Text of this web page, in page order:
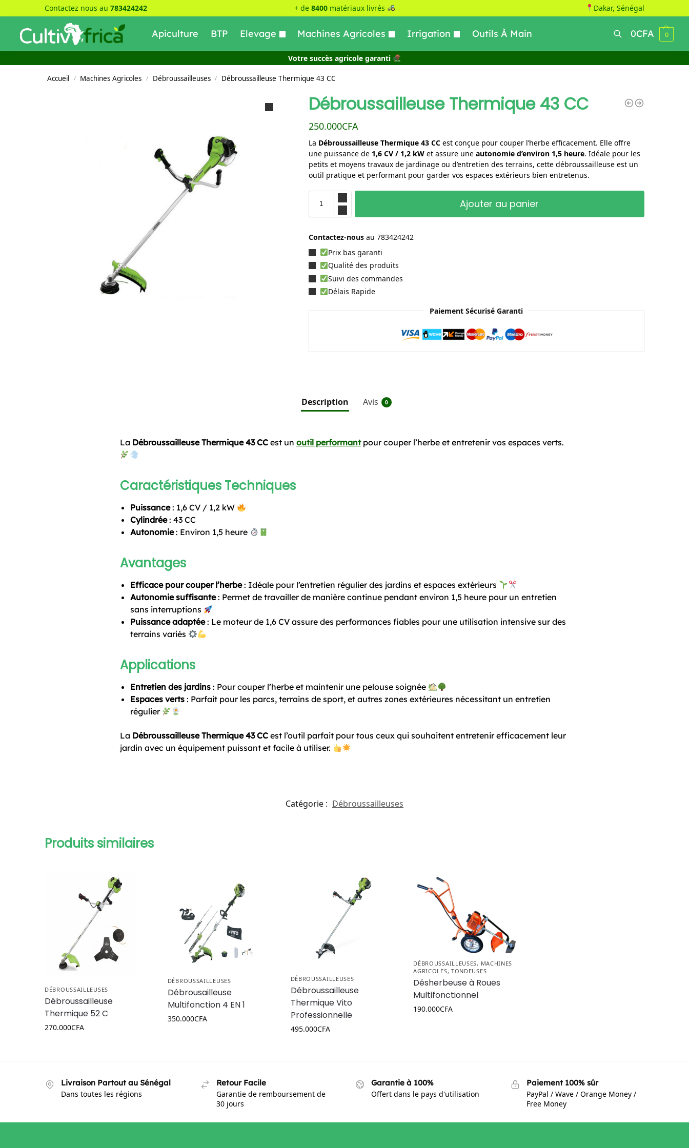
Contactez nous au 783424242 + de 8400matériaux livrés Dakar, Sénégal
Apiculture BTP Elevage Machines Agricoles Irrigation Outils À Main
Recherche
Recherche
0CFA 0
Votre succès agricole garanti
Accueil / Machines Agricoles / Débroussailleuses / Débroussailleuse Thermique 43 CC
Débroussailleuse Thermique 43 CC
250.000CFA
La Débroussailleuse Thermique 43 CCest conçue pour couper l’herbe efficacement. Elle offre
une puissance de 1,6 CV / 1,2 kWet assure une autonomie d’environ 1,5 heure. Idéale pour les
petits et moyens travaux de jardinage ou d’entretien des terrains, cette débroussailleuse est un
outil pratique et performant pour garder vos espaces extérieurs bien entretenus.
Ajouter au panier
Contactez-nous au 783424242
Prix bas garanti
Qualité des produits
Suivi des commandes
Délais Rapide
Paiement Sécurisé Garanti
Description Avis 0
La Débroussailleuse Thermique 43 CCest un outil performantpour couper l’herbe et entretenir vos espaces verts.
Caractéristiques Techniques
Puissance: 1,6 CV / 1,2 kW
Cylindrée: 43 CC
Autonomie: Environ 1,5 heure
Avantages
Efficace pour couper l’herbe: Idéale pour l’entretien régulier des jardins et espaces extérieurs
Autonomie suffisante: Permet de travailler de manière continue pendant environ 1,5 heure pour un entretien
sans interruptions
Puissance adaptée: Le moteur de 1,6 CV assure des performances fiables pour une utilisation intensive sur des
terrains variés
Applications
Entretien des jardins: Pour couper l’herbe et maintenir une pelouse soignée
Espaces verts: Parfait pour les parcs, terrains de sport, et autres zones extérieures nécessitant un entretien
régulier
La Débroussailleuse Thermique 43 CCest l’outil parfait pour tous ceux qui souhaitent entretenir efficacement leur
jardin avec un équipement puissant et facile à utiliser.
Catégorie : Débroussailleuses
Produits similaires
DÉBROUSSAILLEUSES
Débroussailleuse
Thermique 52 C
270.000CFA
DÉBROUSSAILLEUSES
Débrousailleuse
Multifonction 4 EN 1
350.000CFA
DÉBROUSSAILLEUSES
Débroussailleuse
Thermique Vito
Professionnelle
495.000CFA
DÉBROUSSAILLEUSES, MACHINES
AGRICOLES, TONDEUSES
Désherbeuse à Roues
Multifonctionnel
190.000CFA
Livraison Partout au Sénégal
Dans toutes les régions
Retour Facile
Garantie de remboursement de
30 jours
Garantie à 100%
Offert dans le pays d'utilisation
Paiement 100% sûr
PayPal / Wave / Orange Money /
Free Money